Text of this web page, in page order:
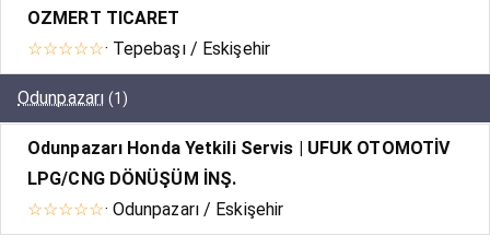
OZMERT TICARET
☆☆☆☆☆· Tepebaşı / Eskişehir
Odunpazarı (1)
Odunpazarı Honda Yetkili Servis | UFUK OTOMOTİV
LPG/CNG DÖNÜŞÜM İNŞ.
☆☆☆☆☆· Odunpazarı / Eskişehir